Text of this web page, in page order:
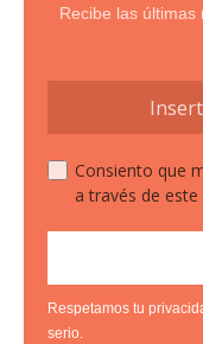
Recibe las
Consiento que
a través de
Respetamos tu
serio.